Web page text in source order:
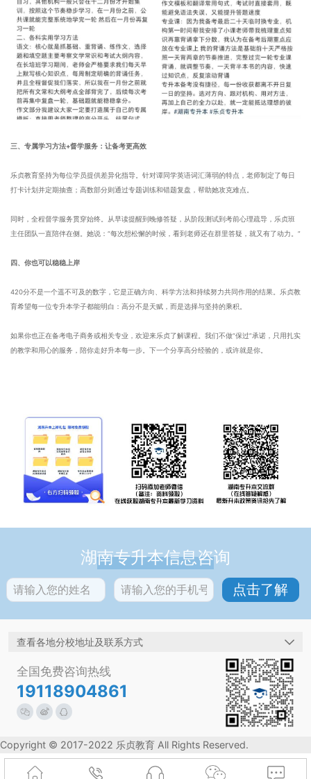
三、专属学习方法+督学服务：让备考更高效
乐贞教育坚持为每位学员提供差异化指导。针对谭同学英语词汇薄弱的特点，老师制定了每日
打卡计划并定期抽查；高数部分则通过专题训练和错题复盘，帮助她攻克难点。
同时，全程督学服务贯穿始终。从早读提醒到晚修答疑，从阶段测试到考前心理疏导，乐贞班
主任团队一直陪伴在侧。她说：“每次想松懈的时候，看到老师还在群里答疑，就又有了动力。”
四、你也可以稳稳上岸
420分不是一个遥不可及的数字，它是正确方向、科学方法和持续努力共同作用的结果。乐贞教
育希望每一位专升本学子都能明白：高分不是天赋，而是选择与坚持的乘积。
如果你也正在备考电子商务或相关专业，欢迎来乐贞了解课程。我们不做“保过”承诺，只用扎实
的教学和用心的服务，陪你走好升本每一步。下一个分享高分经验的，或许就是你。
湖南专升本信息咨询
查看各地分校地址及联系方式
全国免费咨询热线
19118904861
Copyright © 2017-2022 乐贞教育 All Rights Reserved.